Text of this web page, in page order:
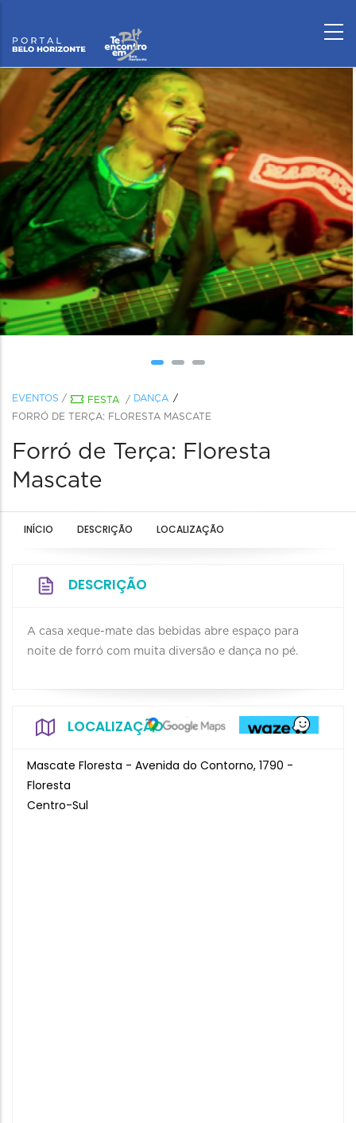
EVENTOS / FESTA / DANÇA
FORRÓ DE TERÇA: FLORESTA MASCATE
Forró de Terça: Floresta
Mascate
INÍCIO DESCRIÇÃO LOCALIZAÇÃO
DESCRIÇÃO
A casa xeque-mate das bebidas abre espaço para
noite de forró com muita diversão e dança no pé.
LOCALIZAÇÃO
Mascate Floresta - Avenida do Contorno, 1790 -
Floresta
Centro-Sul